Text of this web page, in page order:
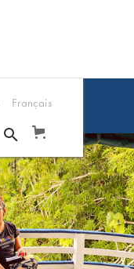
Français